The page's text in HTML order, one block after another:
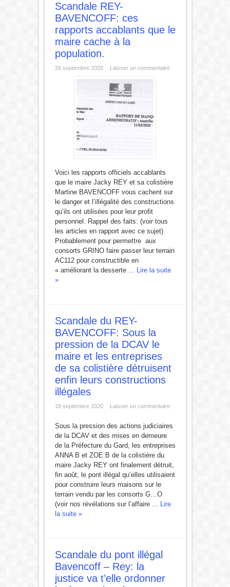
Scandale REY-
BAVENCOFF: ces
rapports accablants que le
maire cache à la
population.
26 septembre 2020 Laisser un commentaire
Voici les rapports officiels accablants
que le maire Jacky REY et sa colistière
Martine BAVENCOFF vous cachent sur
le danger et l’illégalité des constructions
qu’ils ont utilisées pour leur profit
personnel. Rappel des faits: (voir tous
les articles en rapport avec ce sujet)
Probablement pour permettre aux
consorts GRINO faire passer leur terrain
AC112 pour constructible en
« améliorant la desserte ... Lire la suite
»
Scandale du REY-
BAVENCOFF: Sous la
pression de la DCAV le
maire et les entreprises
de sa colistière détruisent
enfin leurs constructions
illégales
18 septembre 2020 Laisser un commentaire
Sous la pression des actions judiciaires
de la DCAV et des mises en demeure
de la Préfecture du Gard, les entreprises
ANNA B et ZOE B de la colistière du
maire Jacky REY ont finalement détruit,
fin août, le pont illégal qu’elles utilisaient
pour construire leurs maisons sur le
terrain vendu par les consorts G…O
(voir nos révélations sur l’affaire ... Lire
la suite »
Scandale du pont illégal
Bavencoff – Rey: la
justice va t’elle ordonner